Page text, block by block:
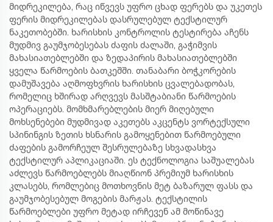
მიდრეკილება, რაც იწვევს უფრო ცხად ფერებს და უკეთეს
ფერის მიდრეკილებას დასრულებულ ტექსტილურ
ნაკეთობებში. ხარისხის კონტროლის ტესტირება აჩენს
მუდმივ გაუმჯობესებას ძაფის ძალაში, გაჭიმვის
მახასიათებლებში და ზედაპირის მახასიათებლებში
ყველა წარმოების ბათკეშში. თანაბარი ბოჭკორების
დამუშავება აღმოფხვრის ხარისხის ცვალებადობას,
რომელიც ხშირად არღვევს მასშტაბიანი წარმოების
ოპერაციებს. მომხმარებლების მიერ მიღებული
მოხსენებები მუდმივად აკეთებს აკცენტს ვორტექსული
სპინინგის ზეთის ხსნარის გამოყენებით წარმოებული
ძაფების გამორჩეულ შესრულებაზე სხვადასხვა
ტექსტილურ აპლიკაციაში. ეს ტექნოლოგია საშუალებას
აძლევს წარმოებლებს მიაღწიონ პრემიუმ ხარისხის
კლასებს, რომლებიც მოთხოვნის მეტ ბაზარულ ფასს და
გაუმჯობესებულ მოგების მარჟას. ტექსტილის
წარმოებლები უფრო მეტად ირჩევენ ამ მოწინავე